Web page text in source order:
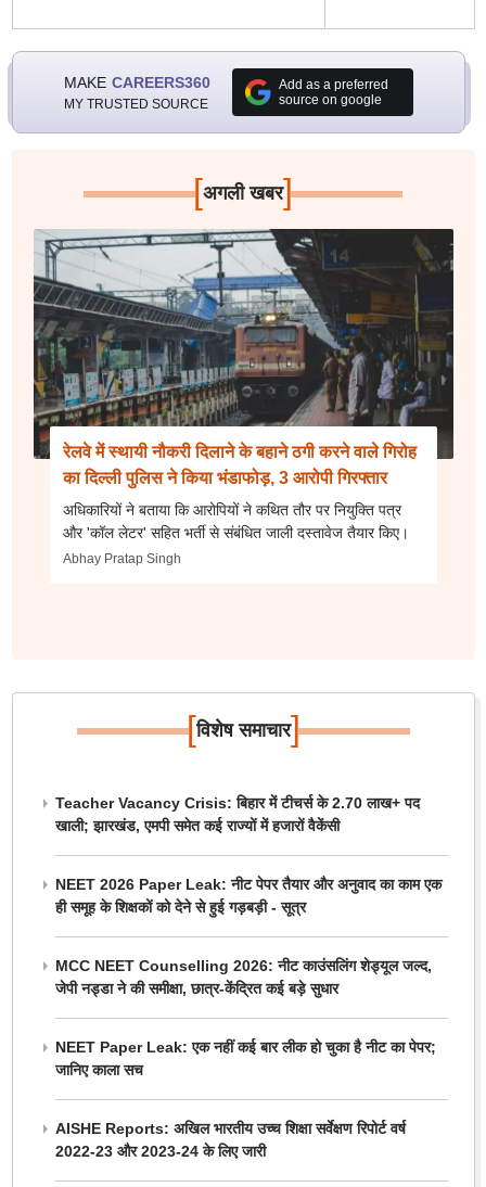
MAKE CAREERS360
MY TRUSTED SOURCE
Add as a preferred
source on google
[अगली खबर]
रेलवे में स्थायी नौकरी दिलाने के बहाने ठगी करने वाले गिरोह
का दिल्ली पुलिस ने किया भंडाफोड़, 3 आरोपी गिरफ्तार
अधिकारियों ने बताया कि आरोपियों ने कथित तौर पर नियुक्ति पत्र
और 'कॉल लेटर' सहित भर्ती से संबंधित जाली दस्तावेज तैयार किए।
Abhay Pratap Singh
[विशेष समाचार]
Teacher Vacancy Crisis: बिहार में टीचर्स के 2.70 लाख+ पद
खाली; झारखंड, एमपी समेत कई राज्यों में हजारों वैकेंसी
NEET 2026 Paper Leak: नीट पेपर तैयार और अनुवाद का काम एक
ही समूह के शिक्षकों को देने से हुई गड़बड़ी - सूत्र
MCC NEET Counselling 2026: नीट काउंसलिंग शेड्यूल जल्द,
जेपी नड्डा ने की समीक्षा, छात्र-केंद्रित कई बड़े सुधार
NEET Paper Leak: एक नहीं कई बार लीक हो चुका है नीट का पेपर;
जानिए काला सच
AISHE Reports: अखिल भारतीय उच्च शिक्षा सर्वेक्षण रिपोर्ट वर्ष
2022-23 और 2023-24 के लिए जारी